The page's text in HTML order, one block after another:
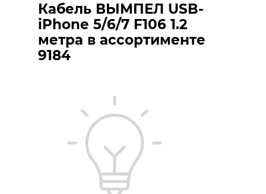
Кабель ВЫМПЕЛ USB-
iPhone 5/6/7 F106 1.2
метра в ассортименте
9184